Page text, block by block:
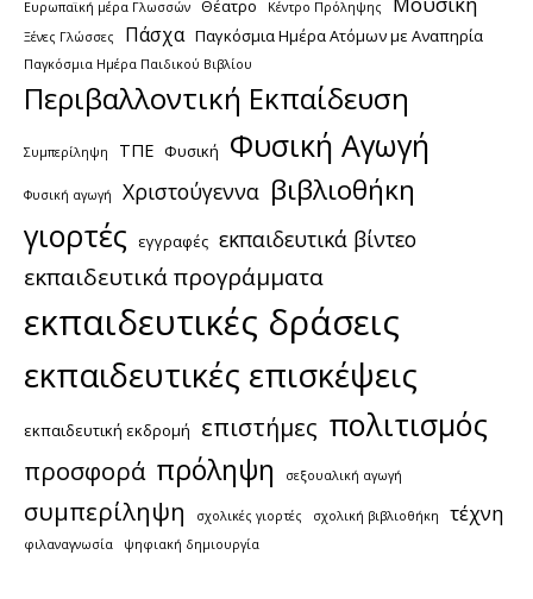
Ευρωπαϊκή μέρα Γλωσσών Θέατρο Κέντρο Πρόληψης
Ξένες Γλώσσες Πάσχα Παγκόσμια Ημέρα Ατόμων με Αναπηρία
Παγκόσμια Ημέρα Παιδικού Βιβλίου
Περιβαλλοντική Εκπαίδευση
Συμπερίληψη ΤΠΕ Φυσική Φυσική Αγωγή
Φυσική αγωγή Χριστούγεννα βιβλιοθήκη
γιορτές εγγραφές εκπαιδευτικά βίντεο
εκπαιδευτικά προγράμματα
εκπαιδευτικές δράσεις
εκπαιδευτικές επισκέψεις
εκπαιδευτική εκδρομή επιστήμες πολιτισμός
προσφορά πρόληψη σεξουαλική αγωγή
συμπερίληψη σχολικές γιορτές σχολική βιβλιοθήκη τέχνη
φιλαναγνωσία ψηφιακή δημιουργία